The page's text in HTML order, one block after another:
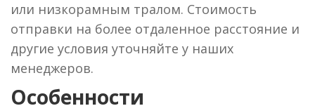
или низкорамным тралом. Стоимость
отправки на более отдаленное расстояние и
другие условия уточняйте у наших
менеджеров.
Особенности